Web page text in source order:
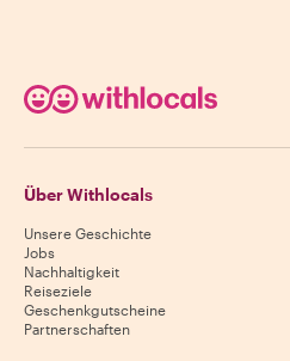
Über Withlocals
Unsere Geschichte
Jobs
Nachhaltigkeit
Reiseziele
Geschenkgutscheine
Partnerschaften